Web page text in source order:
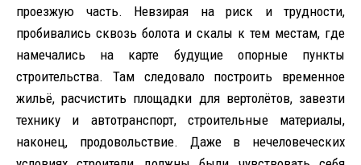
проезжую часть. Невзирая на риск и трудности,
пробивались сквозь болота и скалы к тем местам, где
намечались на карте будущие опорные пункты
строительства. Там следовало построить временное
жильё, расчистить площадки для вертолётов, завезти
технику и автотранспорт, строительные материалы,
наконец, продовольствие. Даже в нечеловеческих